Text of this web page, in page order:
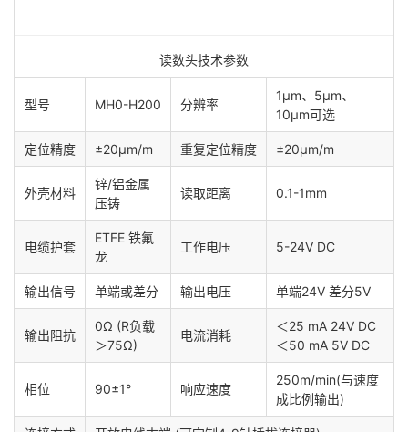
读数头技术参数
型号 MH0-H200 分辨率
1μm、5μm、
10μm可选
定位精度 ±20μm/m 重复定位精度 ±20μm/m
外壳材料
锌/铝金属
压铸
读取距离 0.1-1mm
电缆护套
ETFE 铁氟
龙
工作电压 5-24V DC
输出信号 单端或差分 输出电压 单端24V 差分5V
输出阻抗
0Ω (R负载
＞75Ω)
电流消耗
＜25 mA 24V DC
＜50 mA 5V DC
相位 90±1° 响应速度
250m/min(与速度
成比例输出)